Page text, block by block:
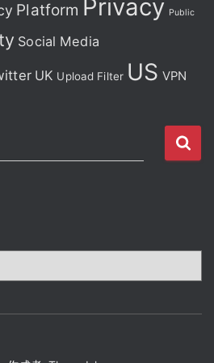
Platform Privacy Public
Social Media
UK Upload Filter US VPN